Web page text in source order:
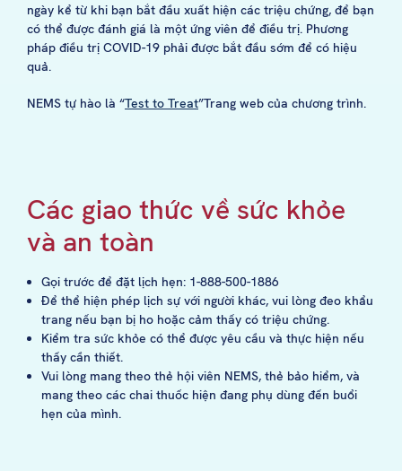
ngày kể từ khi bạn bắt đầu xuất hiện các triệu chứng, để bạn
có thể được đánh giá là một ứng viên để điều trị. Phương
pháp điều trị COVID-19 phải được bắt đầu sớm để có hiệu
quả.
NEMS tự hào là “Test to Treat”Trang web của chương trình.
Các giao thức về sức khỏe
và an toàn
Gọi trước để đặt lịch hẹn: 1-888-500-1886
Để thể hiện phép lịch sự với người khác, vui lòng đeo khẩu
trang nếu bạn bị ho hoặc cảm thấy có triệu chứng.
Kiểm tra sức khỏe có thể được yêu cầu và thực hiện nếu
thấy cần thiết.
Vui lòng mang theo thẻ hội viên NEMS, thẻ bảo hiểm, và
mang theo các chai thuốc hiện đang phụ dùng đến buổi
hẹn của mình.